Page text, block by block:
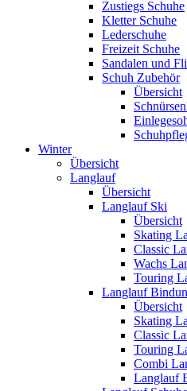
Zustiegs Schuhe
Kletter Schuhe
Lederschuhe
Freizeit Schuhe
Sandalen und
Schuh Zubehör
Übersicht
Winter
Übersicht
Langlauf
Übersicht
Langlauf Ski
Übersicht
Skating
Classic
Wachs
Touring
Langlauf
Übersicht
Skating
Classic
Touring
Combi
Langlauf